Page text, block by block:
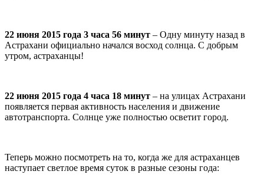
22 июня 2015 года 3 часа 56 минут – Одну минуту назад в
Астрахани официально начался восход солнца. С добрым
утром, астраханцы!
22 июня 2015 года 4 часа 18 минут – на улицах Астрахани
появляется первая активность населения и движение
автотранспорта. Солнце уже полностью осветит город.
Теперь можно посмотреть на то, когда же для астраханцев
наступает светлое время суток в разные сезоны года: